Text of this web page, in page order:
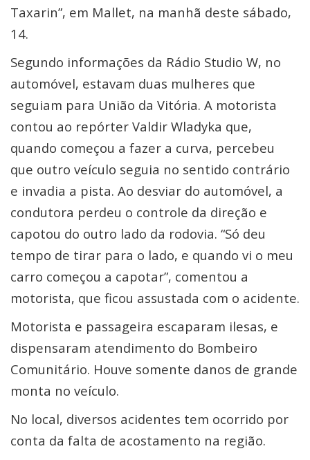
Taxarin”, em Mallet, na manhã deste sábado,
14.
Segundo informações da Rádio Studio W, no
automóvel, estavam duas mulheres que
seguiam para União da Vitória. A motorista
contou ao repórter Valdir Wladyka que,
quando começou a fazer a curva, percebeu
que outro veículo seguia no sentido contrário
e invadia a pista. Ao desviar do automóvel, a
condutora perdeu o controle da direção e
capotou do outro lado da rodovia. “Só deu
tempo de tirar para o lado, e quando vi o meu
carro começou a capotar”, comentou a
motorista, que ficou assustada com o acidente.
Motorista e passageira escaparam ilesas, e
dispensaram atendimento do Bombeiro
Comunitário. Houve somente danos de grande
monta no veículo.
No local, diversos acidentes tem ocorrido por
conta da falta de acostamento na região.